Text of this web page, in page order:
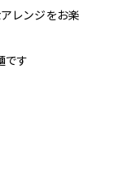
レンジをお楽
です